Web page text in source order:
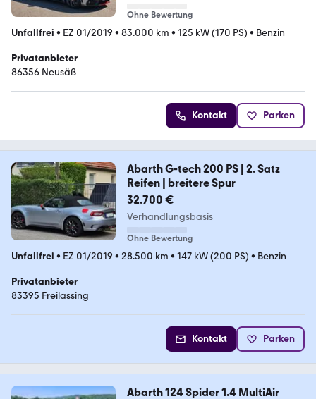
Ohne Bewertung
Unfallfrei • EZ 01/2019 • 83.000 km • 125 kW (170 PS) • Benzin
Privatanbieter
86356 Neusäß
Kontakt Parken
Abarth G-tech 200 PS | 2. Satz
Reifen | breitere Spur
32.700 €
Verhandlungsbasis
Ohne Bewertung
Unfallfrei • EZ 01/2019 • 28.500 km • 147 kW (200 PS) • Benzin
Privatanbieter
83395 Freilassing
Kontakt Parken
Abarth 124 Spider 1.4 MultiAir